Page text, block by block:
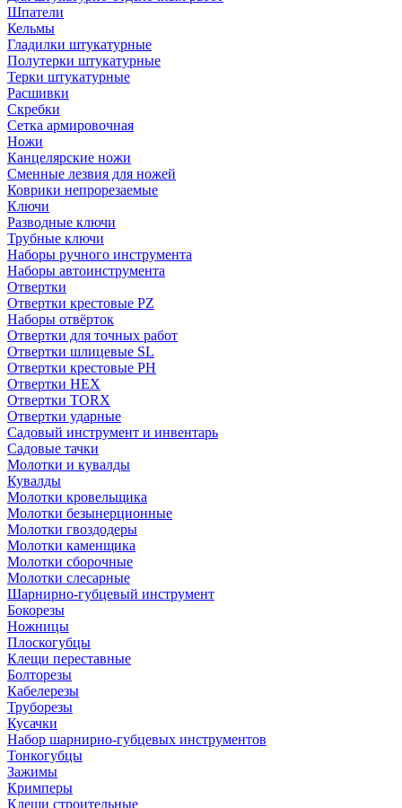
Шпатели
Кельмы
Гладилки штукатурные
Полутерки штукатурные
Терки штукатурные
Расшивки
Скребки
Сетка армировочная
Ножи
Канцелярские ножи
Сменные лезвия для ножей
Коврики непрорезаемые
Ключи
Разводные ключи
Трубные ключи
Наборы ручного инструмента
Наборы автоинструмента
Отвертки
Отвертки крестовые PZ
Наборы отвёрток
Отвертки для точных работ
Отвертки шлицевые SL
Отвертки крестовые PH
Отвертки HEX
Отвертки TORX
Отвертки ударные
Садовый инструмент и инвентарь
Садовые тачки
Молотки и кувалды
Кувалды
Молотки кровельщика
Молотки безынерционные
Молотки гвоздодеры
Молотки каменщика
Молотки сборочные
Молотки слесарные
Шарнирно-губцевый инструмент
Бокорезы
Ножницы
Плоскогубцы
Клещи переставные
Болторезы
Кабелерезы
Труборезы
Кусачки
Набор шарнирно-губцевых инструментов
Тонкогубцы
Зажимы
Кримперы
Клещи строительные